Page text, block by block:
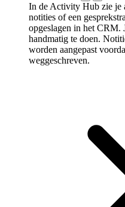
In de Activity Hub zie je
notities of een
opgeslagen in het CRM.
handmatig te doen.
worden aangepast
weggeschreven.